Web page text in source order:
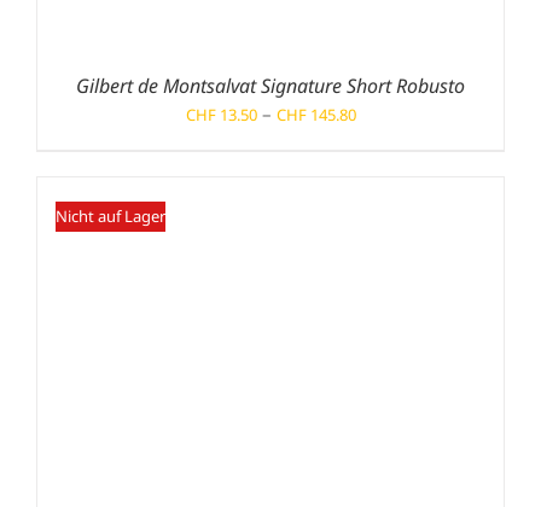
Gilbert de Montsalvat Signature Short Robusto
CHF13.50 – CHF145.80Preisspanne:
Nicht auf Lager